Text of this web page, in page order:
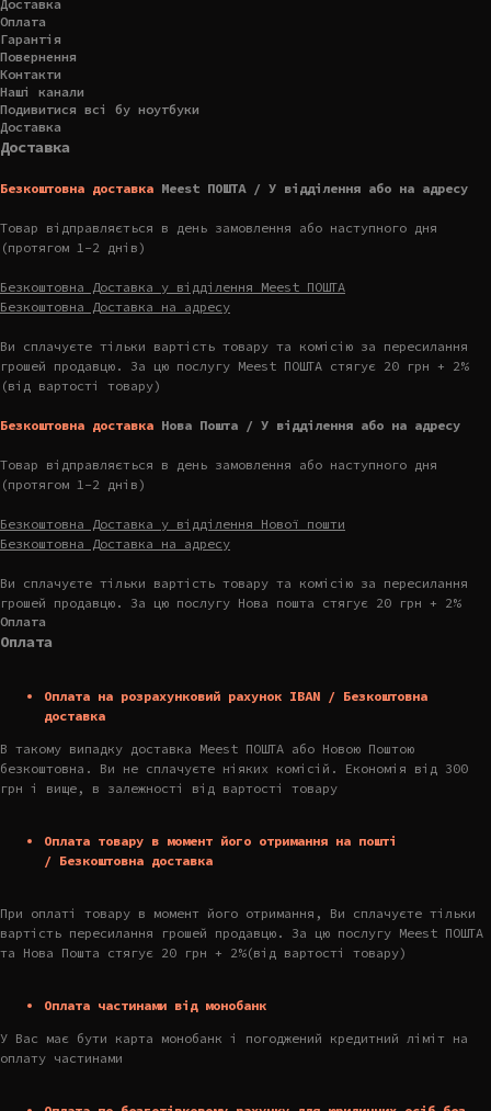
Доставка
Оплата
Гарантія
Повернення
Контакти
Наші канали
Подивитися всі бу ноутбуки
Доставка
Доставка
Безкоштовна доставка Meest ПОШТА / У відділення або на адресу
Товар відправляється в день замовлення або наступного дня
(протягом 1-2 днів)
Безкоштовна Доставка у відділення Meest ПОШТА
Безкоштовна Доставка на адресу
Ви сплачуєте тільки вартість товару та комісію за пересилання
грошей продавцю. За цю послугу Meest ПОШТА стягує 20 грн + 2%
(від вартості товару)
Безкоштовна доставка Нова Пошта / У відділення або на адресу
Товар відправляється в день замовлення або наступного дня
(протягом 1-2 днів)
Безкоштовна Доставка у відділення Нової пошти
Безкоштовна Доставка на адресу
Ви сплачуєте тільки вартість товару та комісію за пересилання
грошей продавцю. За цю послугу Нова пошта стягує 20 грн + 2%
Оплата
Оплата
Оплата на розрахунковий рахунок IBAN / Безкоштовна
доставка
В такому випадку доставка Meest ПОШТА або Новою Поштою
безкоштовна. Ви не сплачуєте ніяких комісій. Економія від 300
грн і вище, в залежності від вартості товару
Оплата товару в момент його отримання на пошті
/ Безкоштовна доставка
При оплаті товару в момент його отримання, Ви сплачуєте тільки
вартість пересилання грошей продавцю. За цю послугу Meest ПОШТА
та Нова Пошта стягує 20 грн + 2%(від вартості товару)
Оплата частинами від монобанк
У Вас має бути карта монобанк і погоджений кредитний ліміт на
оплату частинами